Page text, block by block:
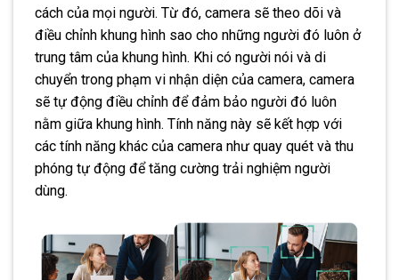
cách của mọi người. Từ đó, camera sẽ theo dõi và
điều chỉnh khung hình sao cho những người đó luôn ở
trung tâm của khung hình. Khi có người nói và di
chuyển trong phạm vi nhận diện của camera, camera
sẽ tự động điều chỉnh để đảm bảo người đó luôn
nằm giữa khung hình. Tính năng này sẽ kết hợp với
các tính năng khác của camera như quay quét và thu
phóng tự động để tăng cường trải nghiệm người
dùng.